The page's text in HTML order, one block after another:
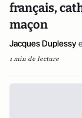
français,
maçon
Jacques Duplessy
1 min de lecture